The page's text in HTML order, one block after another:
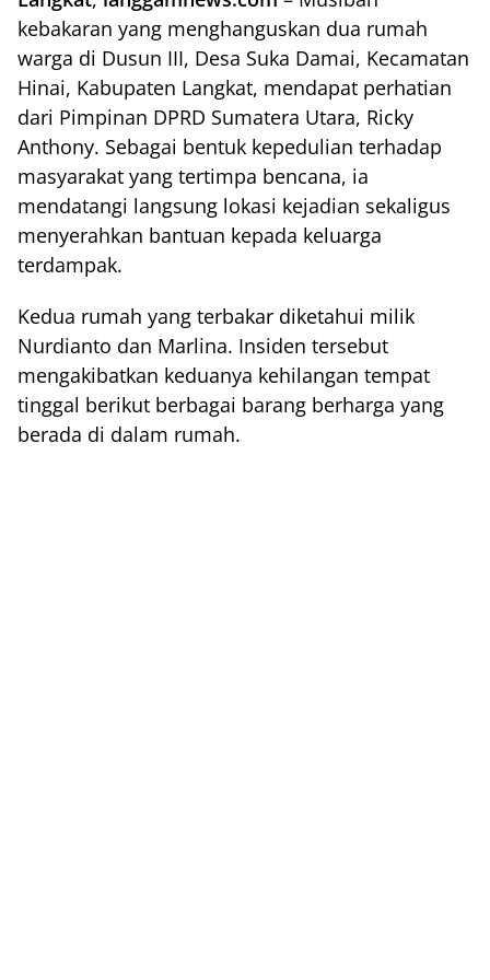
kebakaran yang menghanguskan dua rumah
warga di Dusun III, Desa Suka Damai, Kecamatan
Hinai, Kabupaten Langkat, mendapat perhatian
dari Pimpinan DPRD Sumatera Utara, Ricky
Anthony. Sebagai bentuk kepedulian terhadap
masyarakat yang tertimpa bencana, ia
mendatangi langsung lokasi kejadian sekaligus
menyerahkan bantuan kepada keluarga
terdampak.
Kedua rumah yang terbakar diketahui milik
Nurdianto dan Marlina. Insiden tersebut
mengakibatkan keduanya kehilangan tempat
tinggal berikut berbagai barang berharga yang
berada di dalam rumah.